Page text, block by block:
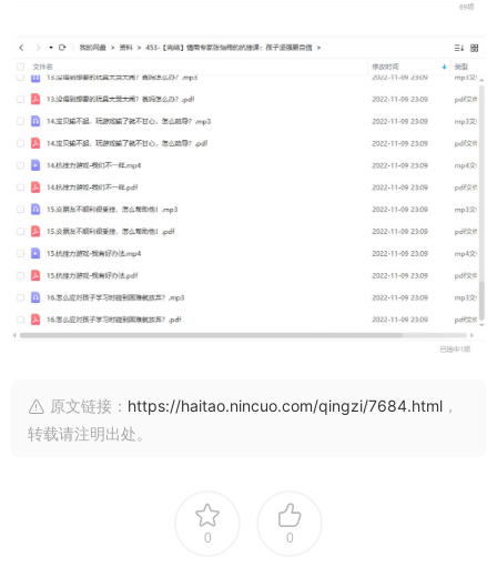
原文链接： https://haitao.nincuo.com/qingzi/7684.html ，
转载请注明出处。
0 0